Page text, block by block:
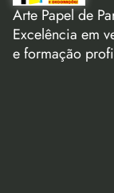
Arte Papel de
Excelência em
e formação